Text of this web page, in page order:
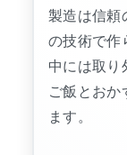
製造は信頼
の技術で作
中には取り
ご飯とおか
ます。